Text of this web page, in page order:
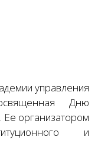
управления
Дню
Ее организатором
и